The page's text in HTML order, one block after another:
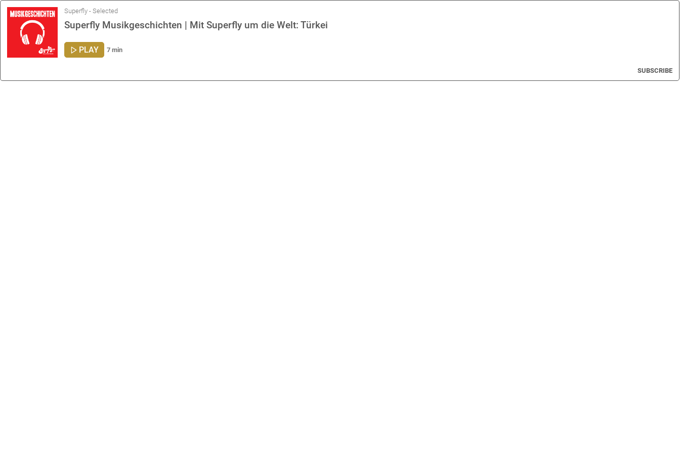
Superfly - Selected
Superfly Musikgeschichten | Mit Superfly um die Welt: Türkei
PLAY 7 min
SUBSCRIBE